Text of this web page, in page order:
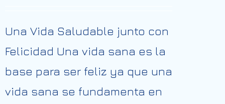
Una Vida Saludable junto con
Felicidad Una vida sana es la
base para ser feliz ya que una
vida sana se fundamenta en